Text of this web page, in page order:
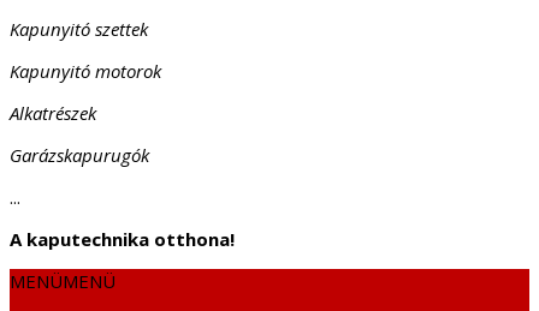
Kapunyitó szettek
Kapunyitó motorok
Alkatrészek
Garázskapurugók
...
A kaputechnika otthona!
MENÜMENÜ